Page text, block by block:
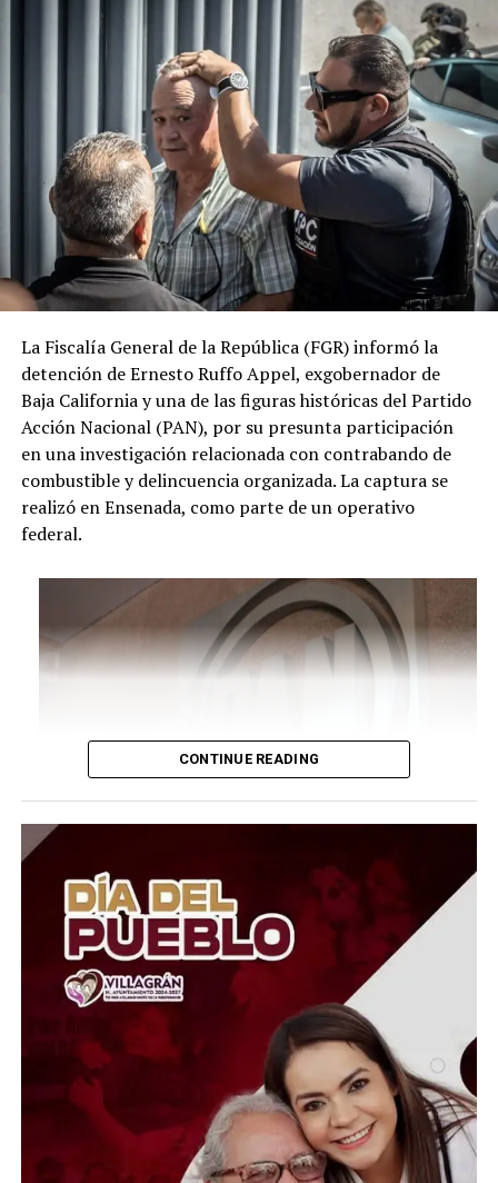
señalados como el posible origen del brote que afectó a
miles de personas en Estados Unidos. La investigación
continúa para determinar con certeza de dónde provino
la contaminación.
La Fiscalía General de la República (FGR) informó la
detención de Ernesto Ruffo Appel, exgobernador de
Baja California y una de las figuras históricas del Partido
Acción Nacional (PAN), por su presunta participación
en una investigación relacionada con contrabando de
combustible y delincuencia organizada. La captura se
realizó en Ensenada, como parte de un operativo
federal.
De acuerdo con las autoridades, la investigación está
vinculada con una empresa fundada por el
exmandatario, la cual presuntamente habría
participado en una red de importación ilegal de gasolina
y diésel. El caso cobró relevancia tras el aseguramiento,
en 2025, de más de 15 millones de litros de combustible,
considerado uno de los decomisos más grandes
registrados en el país.
Ruffo Appel fue el primer gobernador de oposición en
derrotar al PRI en una elección estatal, al ganar la
CONTINUE READING